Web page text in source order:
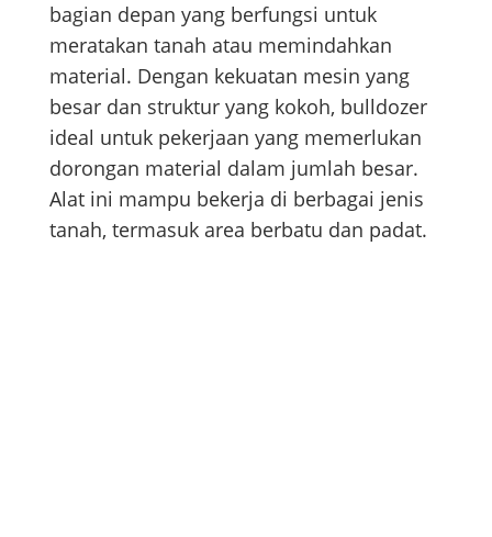
bagian depan yang berfungsi untuk
meratakan tanah atau memindahkan
material. Dengan kekuatan mesin yang
besar dan struktur yang kokoh, bulldozer
ideal untuk pekerjaan yang memerlukan
dorongan material dalam jumlah besar.
Alat ini mampu bekerja di berbagai jenis
tanah, termasuk area berbatu dan padat.